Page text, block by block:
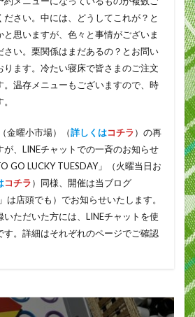
ださい。中には、どうしてこれが？と
と思いますが、色々と事情がございま
さい。栗関係はまだあるの？とお問い
ります。冷たい寝床で皆さまのご注文
。温存メニューもございますので、時
金曜小市場）（詳しくはコチラ）の再
、LINEチャットでの一斉のお知らせ
GO LUCKY TUESDAY」（火曜当日お
コチラ）同様、開催は当ブログ
は店頭でも）でお知らせいたします。
ただいた方には、LINEチャットを使
す。詳細はそれぞれのページでご確認